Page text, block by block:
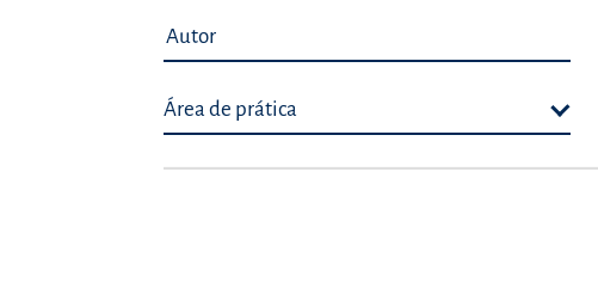
Área de prática